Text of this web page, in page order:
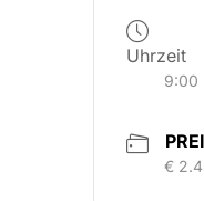
Uhrzeit
9:00
€